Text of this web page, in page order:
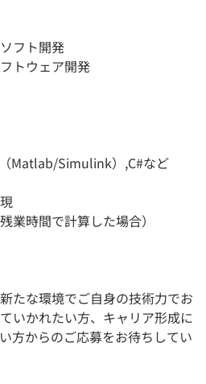
フト開発
トウェア開発
（Matlab/Simulink）,C#など
業時間で計算した場合）
たな環境でご自身の技術力でお
いかれたい方、キャリア形成に
方からのご応募をお待ちしてい